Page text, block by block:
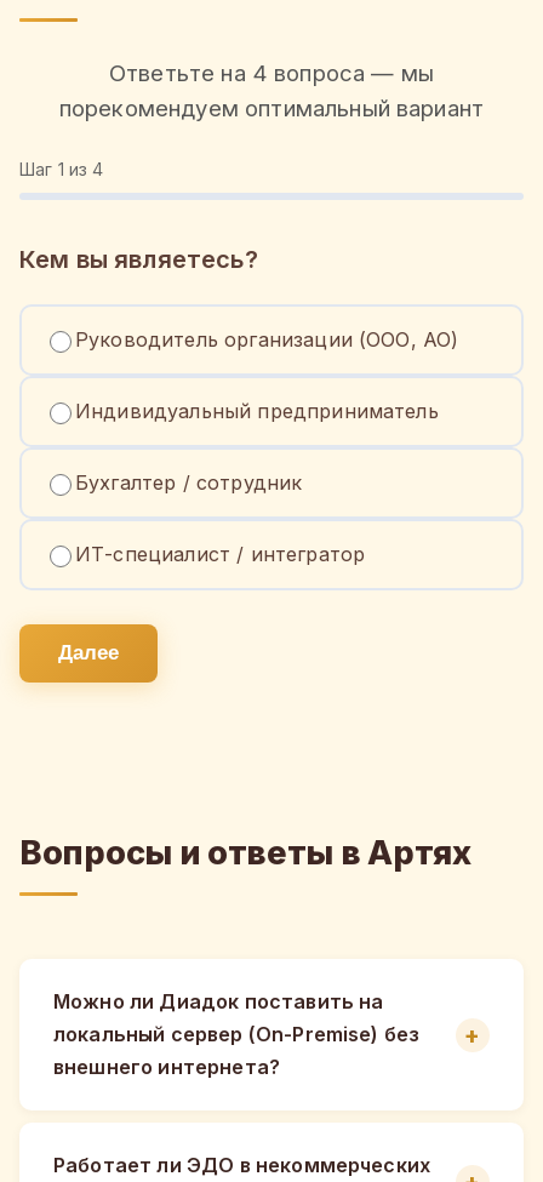
Ответьте на 4 вопроса — мы
порекомендуем оптимальный вариант
Шаг 1 из 4
Кем вы являетесь?
Руководитель организации (ООО, АО)
Индивидуальный предприниматель
Бухгалтер / сотрудник
ИТ-специалист / интегратор
Далее
Вопросы и ответы в Артях
Можно ли Диадок поставить на
локальный сервер (On-Premise) без
внешнего интернета?
Работает ли ЭДО в некоммерческих